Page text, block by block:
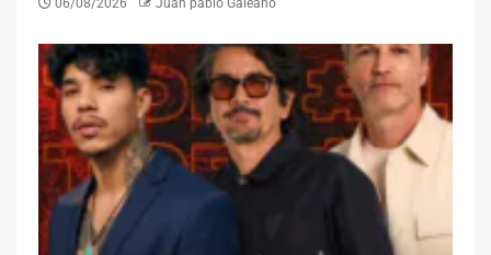
06/08/2026 Juan pablo Galeano